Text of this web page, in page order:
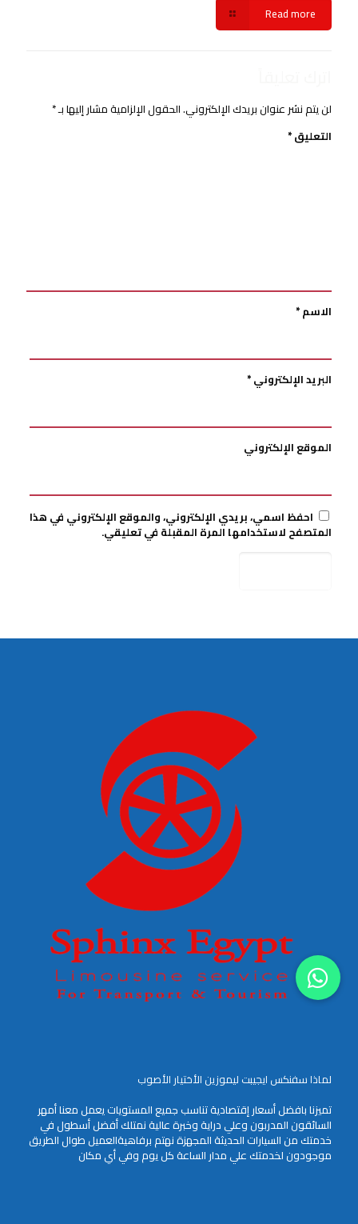
Read more
لن يتم نشر عنوان بريدك الإلكتروني.الحقول الإلزامية مشار إليها بـ*
التعليق*
الاسم*
البريد الإلكتروني*
الموقع الإلكتروني
احفظ اسمي، بريدي الإلكتروني، والموقع الإلكتروني في هذا
المتصفح لاستخدامها المرة المقبلة في تعليقي.
لماذا سفنكس ايجيبت ليموزين الأختيار الأصوب
تميزنا بافضل أسعار إقتصادية تناسب جميع المستويات يعمل معنا أمهر
السائقون المدربون وعلي دراية وخبرة عالية نمتلك أفضل أسطول في
خدمتك من السيارات الحديثة المجهزة نهتم برفاهيةالعميل طوال الطريق
موجودون لخدمتك علي مدار الساعة كل يوم وفي أي مكان